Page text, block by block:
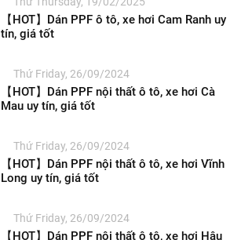
【HOT】Dán PPF ô tô, xe hơi Cam Ranh uy
tín, giá tốt
Thứ Friday, 26/09/2024
【HOT】Dán PPF nội thất ô tô, xe hơi Cà
Mau uy tín, giá tốt
Thứ Friday, 26/09/2024
【HOT】Dán PPF nội thất ô tô, xe hơi Vĩnh
Long uy tín, giá tốt
Thứ Friday, 26/09/2024
【HOT】Dán PPF nội thất ô tô, xe hơi Hậu